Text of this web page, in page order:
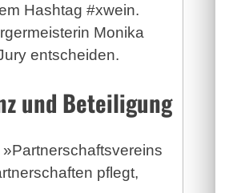
Hashtag #xwein.
Monika
entscheiden.
und Beteiligung
pflegt,